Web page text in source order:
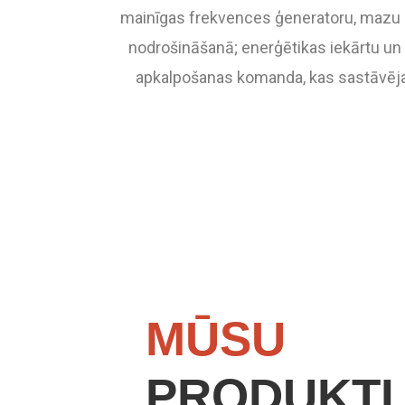
mainīgas frekvences ģeneratoru,
nodrošināšanā; enerģētikas iekārtu
apkalpošanas komanda, kas
MŪSU